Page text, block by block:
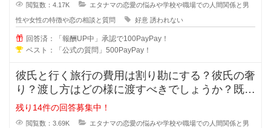
閲覧数：4.17K エタナマの恋愛の悩みや学校や職場での人間関係と男
性や女性の特徴や恋の相談と質問 好意 誘われない
回答済：「報酬UP中」承認で100PayPay！
ベスト：「公式の質問」500PayPay！
彼氏と行く旅行の費用は割り勘にする？彼氏の奢
り？渡し方はどの様に渡すべきでしょうか？既に
金額が決まっている場合や手渡しで
残り14件の回答募集中！
閲覧数：3.69K エタナマの恋愛の悩みや学校や職場での人間関係と男